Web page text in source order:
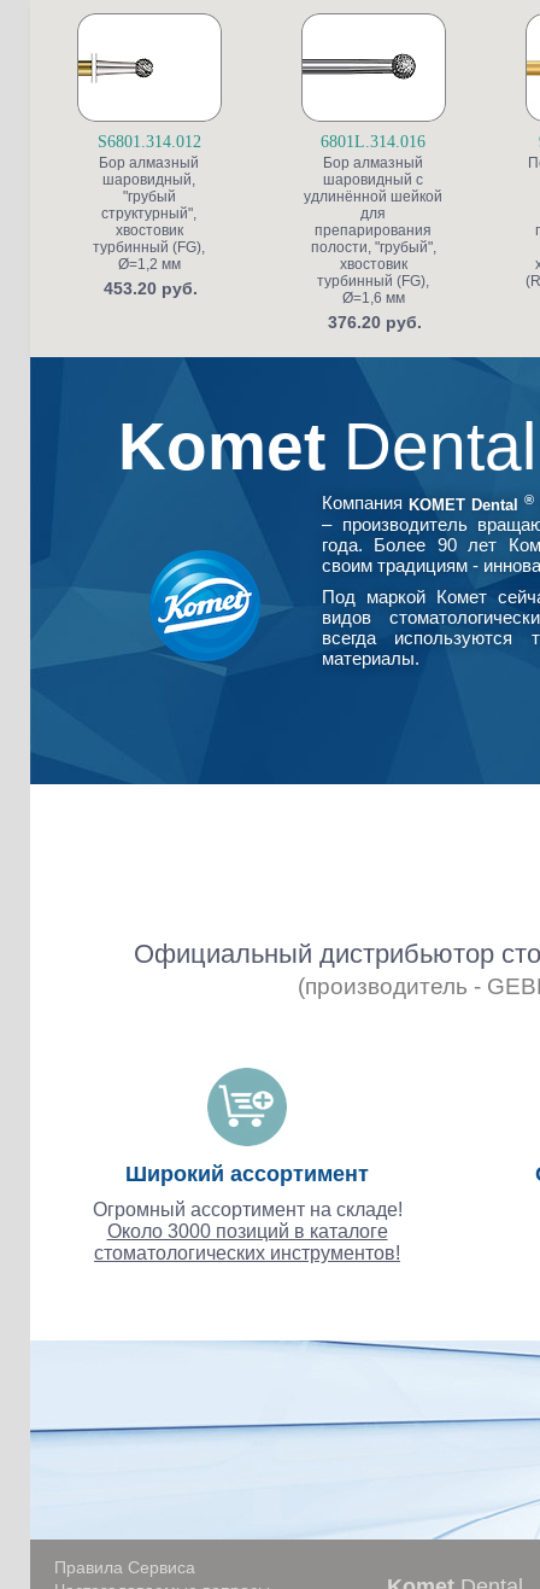
S6801.314.012
Бор алмазный
шаровидный,
"грубый
структурный",
хвостовик
турбинный (FG),
Ø=1,2 мм
453.20 руб.
6801L.314.016
Бор алмазный
шаровидный с
удлинённой шейкой
для
препарирования
полости, "грубый",
хвостовик
турбинный (FG),
Ø=1,6 мм
376.20 руб.
Komet
Компания KOMET Dental ®
– производитель
года. Более 90 лет
своим традициям -
Под маркой Комет
видов
всегда используются
материалы.
Официальный дистрибьютор
(производитель -
Широкий ассортимент
Огромный ассортимент на складе!
Около 3000 позиций в каталоге
стоматологических инструментов!
Правила Сервиса